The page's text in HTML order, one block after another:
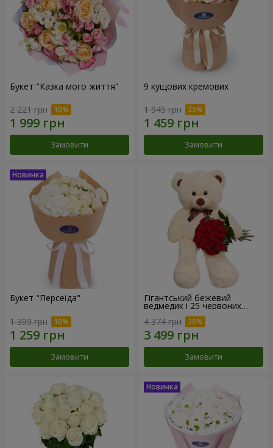
Букет "Казка мого життя"
2 221 грн
Замовити
9 кущових кремових
1 945 грн
Замовити
Букет "Персеїда"
1 399 грн
Замовити
Гігантський бежевий
ведмедик і 25 червоних
троянд
4 374 грн
Замовити